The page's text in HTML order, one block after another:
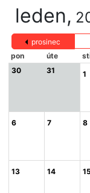
leden,
prosinec
pon
úte
30
31 1
6 7 8
13 14 15